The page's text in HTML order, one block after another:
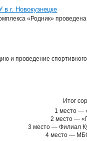
г. Новокузнецке
«Родник»
и проведение
Итог
1 место
2 место —
3 место — Филиал
4 место —